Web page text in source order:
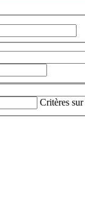
Critères sur